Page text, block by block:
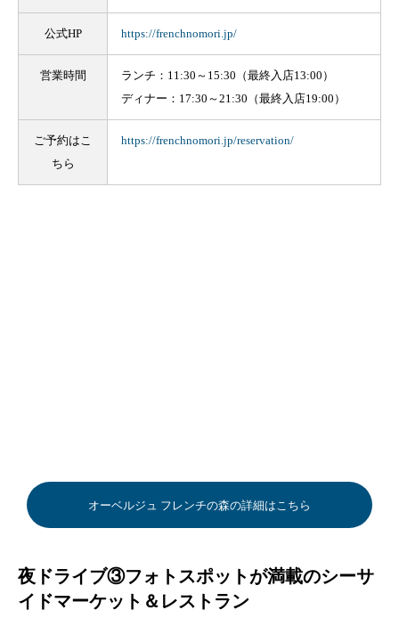
公式HP https://frenchnomori.jp/
営業時間
ランチ：11:30～15:30（最終入店13:00）
ディナー：17:30～21:30（最終入店19:00）
ご予約はこ
ちら
https://frenchnomori.jp/reservation/
オーベルジュ フレンチの森の詳細はこちら
夜ドライブ③フォトスポットが満載のシーサ
イドマーケット＆レストラン